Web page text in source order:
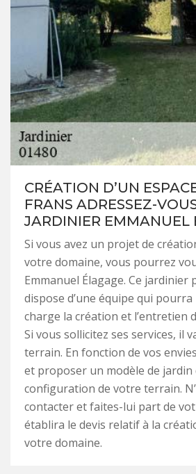
CRÉATION D’UN
FRANS ADRESSEZ-
JARDINIER EMMANUEL
Si vous avez un projet de
votre domaine, vous pourrez
Emmanuel Élagage. Ce jardinier
dispose d’une équipe qui
charge la création et l’entretien
Si vous sollicitez ses services, il
terrain. En fonction de vos
et proposer un modèle de jardin
configuration de votre terrain.
contacter et faites-lui part de
établira le devis relatif à la
votre domaine.